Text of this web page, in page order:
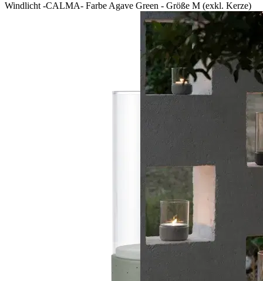
Windlicht -CALMA- Farbe Agave Green - Größe M (exkl. Kerze)